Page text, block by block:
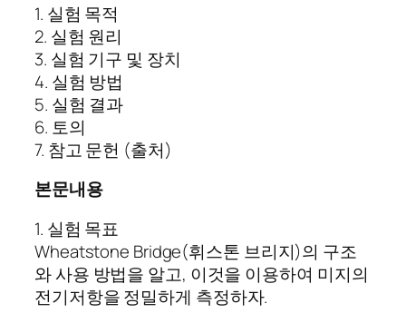
1. 실험 목적
2. 실험 원리
3. 실험 기구 및 장치
4. 실험 방법
5. 실험 결과
6. 토의
7. 참고 문헌 (출처)
본문내용
1. 실험 목표
Wheatstone Bridge(휘스톤 브리지)의 구조
와 사용 방법을 알고, 이것을 이용하여 미지의
전기저항을 정밀하게 측정하자.